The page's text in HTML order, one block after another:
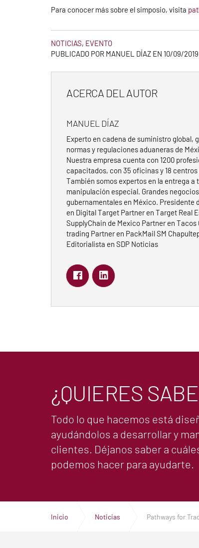
Para conocer más sobre el simposio, visita
NOTICIAS, EVENTO
PUBLICADO POR MANUEL DÍAZ EN 10/09/2019
ACERCA DEL AUTOR
MANUEL DÍAZ
Experto en cadena de suministro global,
normas y regulaciones aduaneras de
Nuestra empresa cuenta con 1200
capacitados, con 35 oficinas y 18
También somos expertos en la entrega a
manipulación especial. Grandes
gubernamentales en México. Presidente
en Digital Target Partner en Target Real
SupplyChain de Mexico Partner en
trading Partner en PackMail SM
Editorialista en SDP Noticias
facebook linkedin
¿QUIERES
Todo lo que hacemos está
ayudándolos a desarrollar y
clientes. Déjanos saber a
podemos hacer para ayudarte.
Inicio Noticias Pathways for